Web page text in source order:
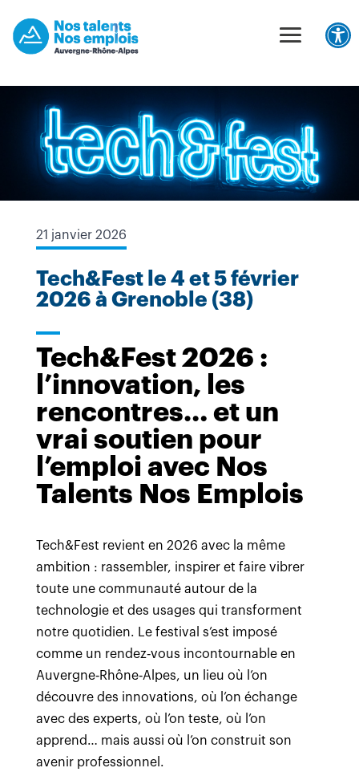
Tech&Fest le 4 et 5 février
2026 à Grenoble (38)
21 janvier 2026
Tech&Fest 2026 :
l’innovation, les
rencontres… et un
vrai soutien pour
l’emploi avec Nos
Talents Nos Emplois
Tech&Fest revient en 2026 avec la même
ambition : rassembler, inspirer et faire vibrer
toute une communauté autour de la
technologie et des usages qui transforment
notre quotidien. Le festival s’est imposé
comme un rendez‑vous incontournable en
Auvergne‑Rhône‑Alpes, un lieu où l’on
découvre des innovations, où l’on échange
avec des experts, où l’on teste, où l’on
apprend… mais aussi où l’on construit son
avenir professionnel.